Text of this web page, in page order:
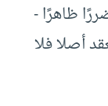
ظاهرًا -‏
أصلا فلا